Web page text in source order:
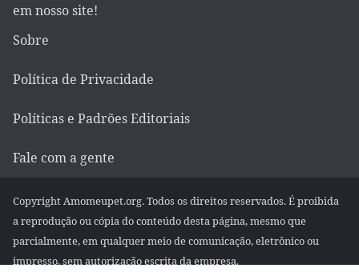
em nosso site!
Sobre
Política de Privacidade
Políticas e Padrões Editoriais
Fale com a gente
Copyright Amomeupet.org. Todos os direitos reservados. É proibida
a reprodução ou cópia do conteúdo desta página, mesmo que
parcialmente, em qualquer meio de comunicação, eletrônico ou
impresso, sem autorização escrita da empresa.